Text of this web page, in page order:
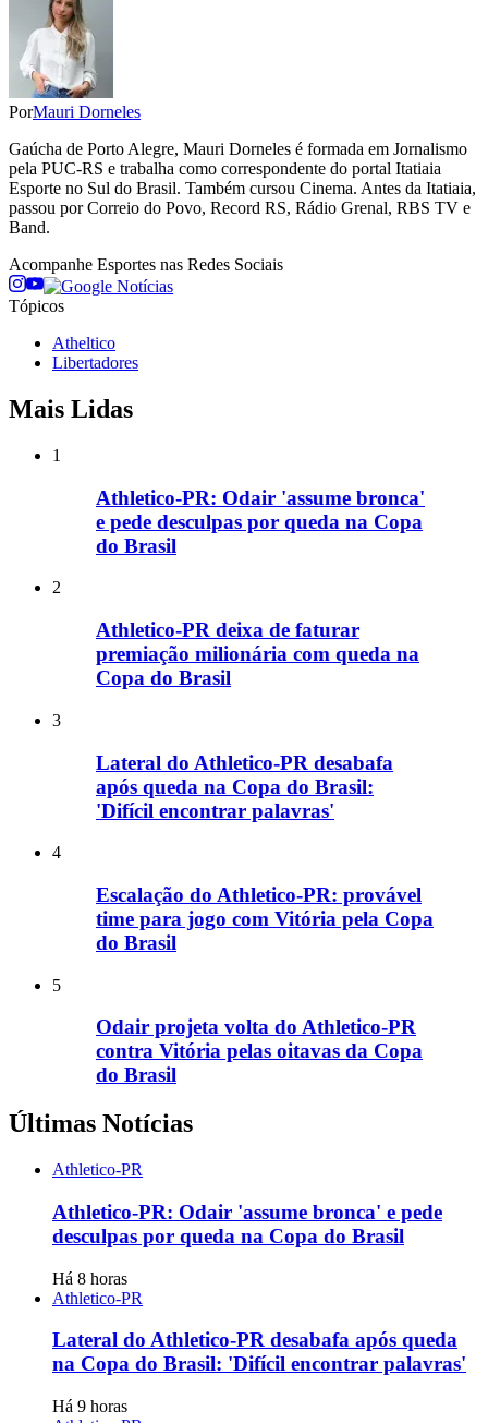
PorMauri Dorneles
Gaúcha de Porto Alegre, Mauri Dorneles é formada em Jornalismo
pela PUC-RS e trabalha como correspondente do portal Itatiaia
Esporte no Sul do Brasil. Também cursou Cinema. Antes da Itatiaia,
passou por Correio do Povo, Record RS, Rádio Grenal, RBS TV e
Band.
Acompanhe Esportes nas Redes Sociais
Tópicos
Atheltico
Libertadores
Mais Lidas
1
Athletico-PR: Odair 'assume bronca'
e pede desculpas por queda na Copa
do Brasil
2
Athletico-PR deixa de faturar
premiação milionária com queda na
Copa do Brasil
3
Lateral do Athletico-PR desabafa
após queda na Copa do Brasil:
'Difícil encontrar palavras'
4
Escalação do Athletico-PR: provável
time para jogo com Vitória pela Copa
do Brasil
5
Odair projeta volta do Athletico-PR
contra Vitória pelas oitavas da Copa
do Brasil
Últimas Notícias
Athletico-PR
Athletico-PR: Odair 'assume bronca' e pede
desculpas por queda na Copa do Brasil
Há 8 horas
Athletico-PR
Lateral do Athletico-PR desabafa após queda
na Copa do Brasil: 'Difícil encontrar palavras'
Há 9 horas